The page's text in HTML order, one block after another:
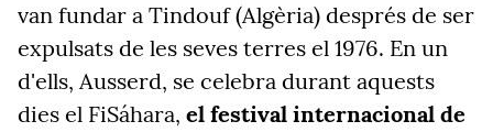
van fundar a Tindouf (Algèria) després de ser
expulsats de les seves terres el 1976. En un
d'ells, Ausserd, se celebra durant aquests
dies el FiSáhara, el festival internacional de